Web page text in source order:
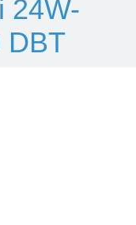
24W-
DBT